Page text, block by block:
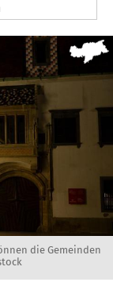
die Gemeinden